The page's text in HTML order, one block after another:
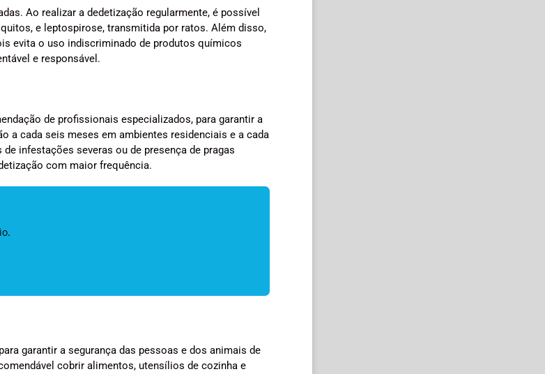
Ao realizar a dedetização regularmente, é possível
e leptospirose, transmitida por ratos. Além disso,
evita o uso indiscriminado de produtos químicos
e responsável.
de profissionais especializados, para garantir a
a cada seis meses em ambientes residenciais e a cada
infestações severas ou de presença de pragas
com maior frequência.
garantir a segurança das pessoas e dos animais de
cobrir alimentos, utensílios de cozinha e